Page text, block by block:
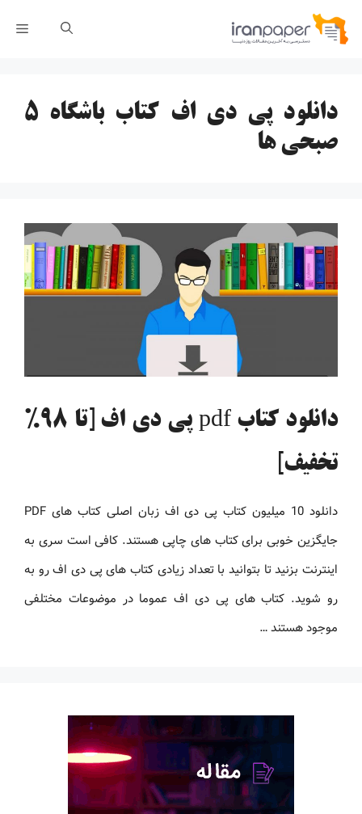
پرش
دانلود پی دی اف کتاب باشگاه ۵
صبحی ها
دانلود کتاب pdf پی دی اف [تا 98%
تخفیف]
دانلود 10 میلیون کتاب پی دی اف زبان اصلی کتاب های PDF
جایگزین خوبی برای کتاب های چاپی هستند. کافی است سری به
اینترنت بزنید تا بتوانید با تعداد زیادی کتاب های پی دی اف رو به
رو شوید. کتاب های پی دی اف عموما در موضوعات مختلفی
موجود هستند …